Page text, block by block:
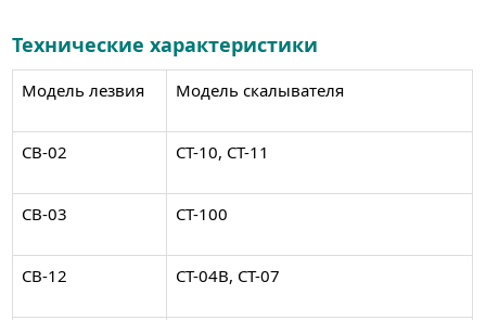
Технические характеристики
Модель лезвия Модель скалывателя
CB-02 CT-10, CT-11
CB-03 CT-100
CB-12 CT-04B, CT-07